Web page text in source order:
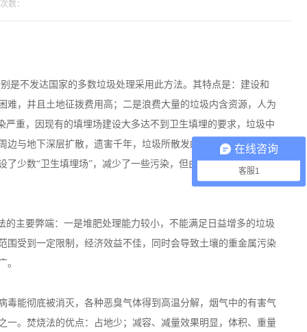
数：
不发达国家的多数垃圾处理采用此方法。其特点是：建设和
，并且土地征拨费用高；二是浪费大量的垃圾内含资源，人为
重，因现有的填埋场建设大多达不到卫生填埋的要求，垃圾中
与地下深层扩散，遗害千年，垃圾所散发的毒、臭气体向周围
少数“卫生填埋场”，减少了一些污染，但由于技术上的不完善
主要弊端：一是堆肥处理能力较小，不能满足日益增多的垃圾
受到一定限制，经济效益不佳，同时会导致土壤的重金属污染
。
能彻底被消灭，各种恶臭气体得到高温分解，烟气中的有害气
。焚烧法的优点：占地少；减容、减量效果明显，体积、重量
在线咨询
客服1